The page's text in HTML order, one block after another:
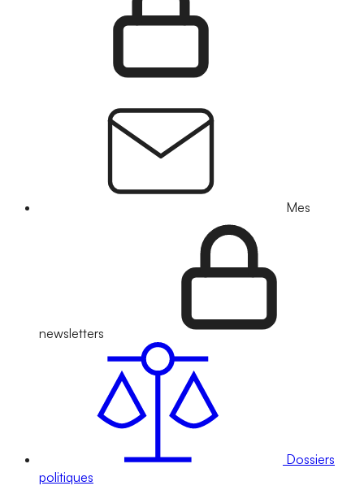
Mes
newsletters
Dossiers
politiques